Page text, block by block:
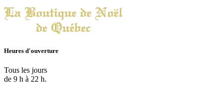
Heures d'ouverture
Tous les jours
de 9 h à 22 h.